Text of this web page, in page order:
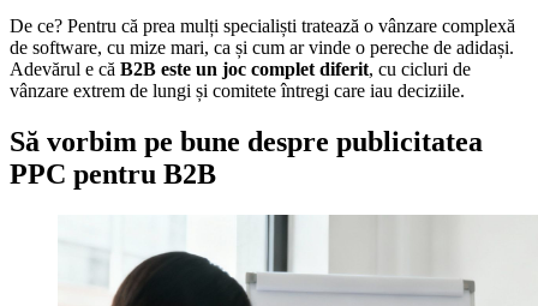
De ce? Pentru că prea mulți specialiști tratează o vânzare complexă
de software, cu mize mari, ca și cum ar vinde o pereche de adidași.
Adevărul e că B2B este un joc complet diferit, cu cicluri de
vânzare extrem de lungi și comitete întregi care iau deciziile.
Să vorbim pe bune despre publicitatea
PPC pentru B2B